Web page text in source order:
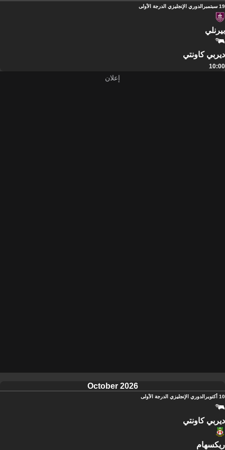
19 سبتمبر الدوري الإنجليزي الدرجة الأولى
بيرنلي
ديربي كاونتي
10:00
October 2026
10 أكتوبر الدوري الإنجليزي الدرجة الأولى
ديربي كاونتي
ريكسهام